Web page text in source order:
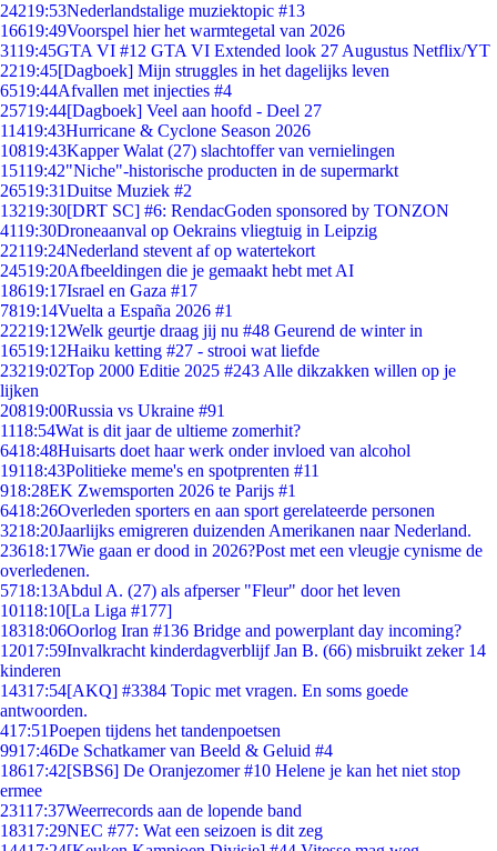
24219:53Nederlandstalige muziektopic #13
16619:49Voorspel hier het warmtegetal van 2026
3119:45GTA VI #12 GTA VI Extended look 27 Augustus Netflix/YT
2219:45[Dagboek] Mijn struggles in het dagelijks leven
6519:44Afvallen met injecties #4
25719:44[Dagboek] Veel aan hoofd - Deel 27
11419:43Hurricane & Cyclone Season 2026
10819:43Kapper Walat (27) slachtoffer van vernielingen
15119:42"Niche"-historische producten in de supermarkt
26519:31Duitse Muziek #2
13219:30[DRT SC] #6: RendacGoden sponsored by TONZON
4119:30Droneaanval op Oekrains vliegtuig in Leipzig
22119:24Nederland stevent af op watertekort
24519:20Afbeeldingen die je gemaakt hebt met AI
18619:17Israel en Gaza #17
7819:14Vuelta a España 2026 #1
22219:12Welk geurtje draag jij nu #48 Geurend de winter in
16519:12Haiku ketting #27 - strooi wat liefde
23219:02Top 2000 Editie 2025 #243 Alle dikzakken willen op je
lijken
20819:00Russia vs Ukraine #91
1118:54Wat is dit jaar de ultieme zomerhit?
6418:48Huisarts doet haar werk onder invloed van alcohol
19118:43Politieke meme's en spotprenten #11
918:28EK Zwemsporten 2026 te Parijs #1
6418:26Overleden sporters en aan sport gerelateerde personen
3218:20Jaarlijks emigreren duizenden Amerikanen naar Nederland.
23618:17Wie gaan er dood in 2026?Post met een vleugje cynisme de
overledenen.
5718:13Abdul A. (27) als afperser "Fleur" door het leven
10118:10[La Liga #177]
18318:06Oorlog Iran #136 Bridge and powerplant day incoming?
12017:59Invalkracht kinderdagverblijf Jan B. (66) misbruikt zeker 14
kinderen
14317:54[AKQ] #3384 Topic met vragen. En soms goede
antwoorden.
417:51Poepen tijdens het tandenpoetsen
9917:46De Schatkamer van Beeld & Geluid #4
18617:42[SBS6] De Oranjezomer #10 Helene je kan het niet stop
ermee
23117:37Weerrecords aan de lopende band
18317:29NEC #77: Wat een seizoen is dit zeg